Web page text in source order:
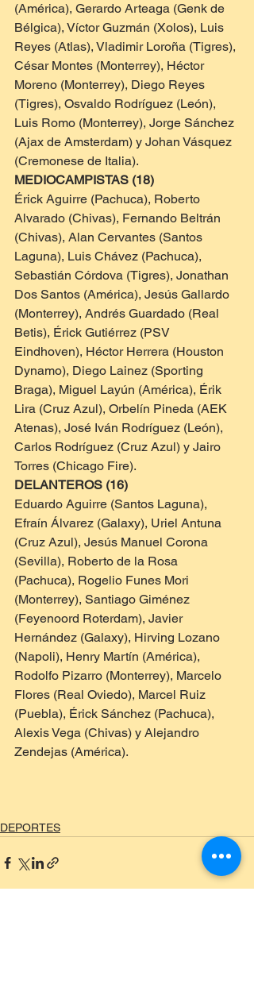
(América), Gerardo Arteaga (Genk de
Bélgica), Víctor Guzmán (Xolos), Luis
Reyes (Atlas), Vladimir Loroña (Tigres),
César Montes (Monterrey), Héctor
Moreno (Monterrey), Diego Reyes
(Tigres), Osvaldo Rodríguez (León),
Luis Romo (Monterrey), Jorge Sánchez
(Ajax de Amsterdam) y Johan Vásquez
(Cremonese de Italia).
MEDIOCAMPISTAS (18)
Érick Aguirre (Pachuca), Roberto
Alvarado (Chivas), Fernando Beltrán
(Chivas), Alan Cervantes (Santos
Laguna), Luis Chávez (Pachuca),
Sebastián Córdova (Tigres), Jonathan
Dos Santos (América), Jesús Gallardo
(Monterrey), Andrés Guardado (Real
Betis), Érick Gutiérrez (PSV
Eindhoven), Héctor Herrera (Houston
Dynamo), Diego Lainez (Sporting
Braga), Miguel Layún (América), Érik
Lira (Cruz Azul), Orbelín Pineda (AEK
Atenas), José Iván Rodríguez (León),
Carlos Rodríguez (Cruz Azul) y Jairo
Torres (Chicago Fire).
DELANTEROS (16)
Eduardo Aguirre (Santos Laguna),
Efraín Álvarez (Galaxy), Uriel Antuna
(Cruz Azul), Jesús Manuel Corona
(Sevilla), Roberto de la Rosa
(Pachuca), Rogelio Funes Mori
(Monterrey), Santiago Giménez
(Feyenoord Roterdam), Javier
Hernández (Galaxy), Hirving Lozano
(Napoli), Henry Martín (América),
Rodolfo Pizarro (Monterrey), Marcelo
Flores (Real Oviedo), Marcel Ruiz
(Puebla), Érick Sánchez (Pachuca),
Alexis Vega (Chivas) y Alejandro
Zendejas (América).
DEPORTES